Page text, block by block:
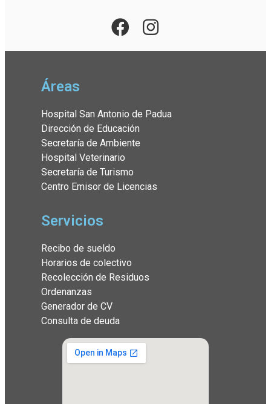
Áreas
Hospital San Antonio de Padua
Dirección de Educación
Secretaría de Ambiente
Hospital Veterinario
Secretaría de Turismo
Centro Emisor de Licencias
Servicios
Recibo de sueldo
Horarios de colectivo
Recolección de Residuos
Ordenanzas
Generador de CV
Consulta de deuda